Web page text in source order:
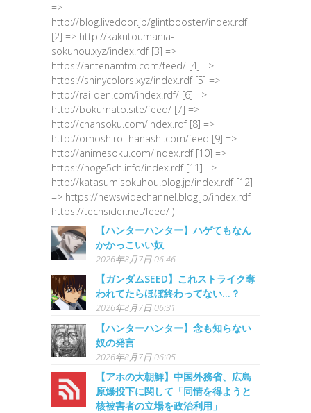
=>
http://blog.livedoor.jp/glintbooster/index.rdf
[2] => http://kakutoumania-
sokuhou.xyz/index.rdf [3] =>
https://antenamtm.com/feed/ [4] =>
https://shinycolors.xyz/index.rdf [5] =>
http://rai-den.com/index.rdf/ [6] =>
http://bokumato.site/feed/ [7] =>
http://chansoku.com/index.rdf [8] =>
http://omoshiroi-hanashi.com/feed [9] =>
http://animesoku.com/index.rdf [10] =>
https://hoge5ch.info/index.rdf [11] =>
http://katasumisokuhou.blog.jp/index.rdf [12]
=> https://newswidechannel.blog.jp/index.rdf
https://techsider.net/feed/ )
【ハンターハンター】ハゲてもなん
かかっこいい奴
2026年8月7日 06:46
【ガンダムSEED】これストライク奪
われてたらほぼ終わってない…？
2026年8月7日 06:31
【ハンターハンター】念も知らない
奴の発言
2026年8月7日 06:05
【アホの大朝鮮】中国外務省、広島
原爆投下に関して「同情を得ようと
核被害者の立場を政治利用」